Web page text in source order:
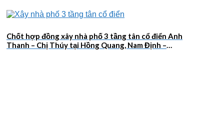
Chốt hợp đồng xây nhà phố 3 tầng tân cổ điển Anh
Thanh – Chị Thúy tại Hồng Quang, Nam Định –